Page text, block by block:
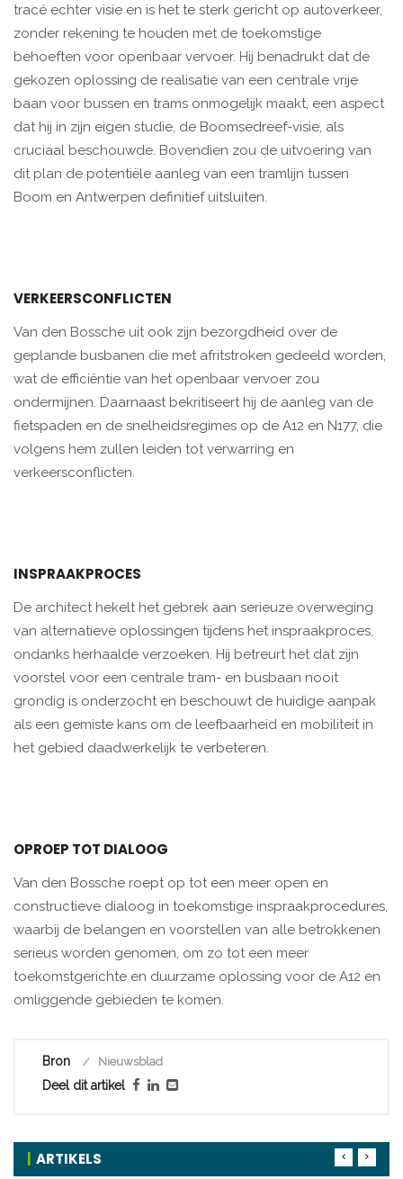
tracé echter visie en is het te sterk gericht op autoverkeer,
zonder rekening te houden met de toekomstige
behoeften voor openbaar vervoer. Hij benadrukt dat de
gekozen oplossing de realisatie van een centrale vrije
baan voor bussen en trams onmogelijk maakt, een aspect
dat hij in zijn eigen studie, de Boomsedreef-visie, als
cruciaal beschouwde. Bovendien zou de uitvoering van
dit plan de potentiële aanleg van een tramlijn tussen
Boom en Antwerpen definitief uitsluiten.
VERKEERSCONFLICTEN
Van den Bossche uit ook zijn bezorgdheid over de
geplande busbanen die met afritstroken gedeeld worden,
wat de efficiëntie van het openbaar vervoer zou
ondermijnen. Daarnaast bekritiseert hij de aanleg van de
fietspaden en de snelheidsregimes op de A12 en N177, die
volgens hem zullen leiden tot verwarring en
verkeersconflicten.
INSPRAAKPROCES
De architect hekelt het gebrek aan serieuze overweging
van alternatieve oplossingen tijdens het inspraakproces,
ondanks herhaalde verzoeken. Hij betreurt het dat zijn
voorstel voor een centrale tram- en busbaan nooit
grondig is onderzocht en beschouwt de huidige aanpak
als een gemiste kans om de leefbaarheid en mobiliteit in
het gebied daadwerkelijk te verbeteren.
OPROEP TOT DIALOOG
Van den Bossche roept op tot een meer open en
constructieve dialoog in toekomstige inspraakprocedures,
waarbij de belangen en voorstellen van alle betrokkenen
serieus worden genomen, om zo tot een meer
toekomstgerichte en duurzame oplossing voor de A12 en
omliggende gebieden te komen.
Bron Nieuwsblad
Deel dit artikel
ARTIKELS